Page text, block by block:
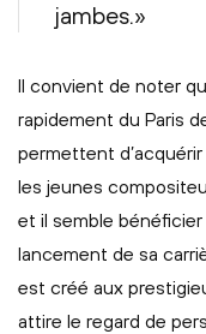
jambes.»
Il convient de noter
rapidement du Paris
permettent
les jeunes
et il semble bénéficier
lancement de sa
est créé aux
attire le regard de